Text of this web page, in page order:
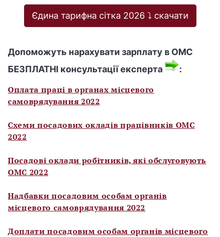
Єдина тарифна сітка 2026 ⤵️ скачати
Допоможуть нарахувати зарплату в ОМС
БЕЗПЛАТНІ консультації експерта
:
Оплата праці в органах місцевого
самоврядування 2022
Схеми посадових окладів працівників ОМС
2022
Посадові оклади робітників, які обслуговують
ОМС 2022
Надбавки посадовим особам органів
місцевого самоврядування 2022
Доплати посадовим особам органів місцевого